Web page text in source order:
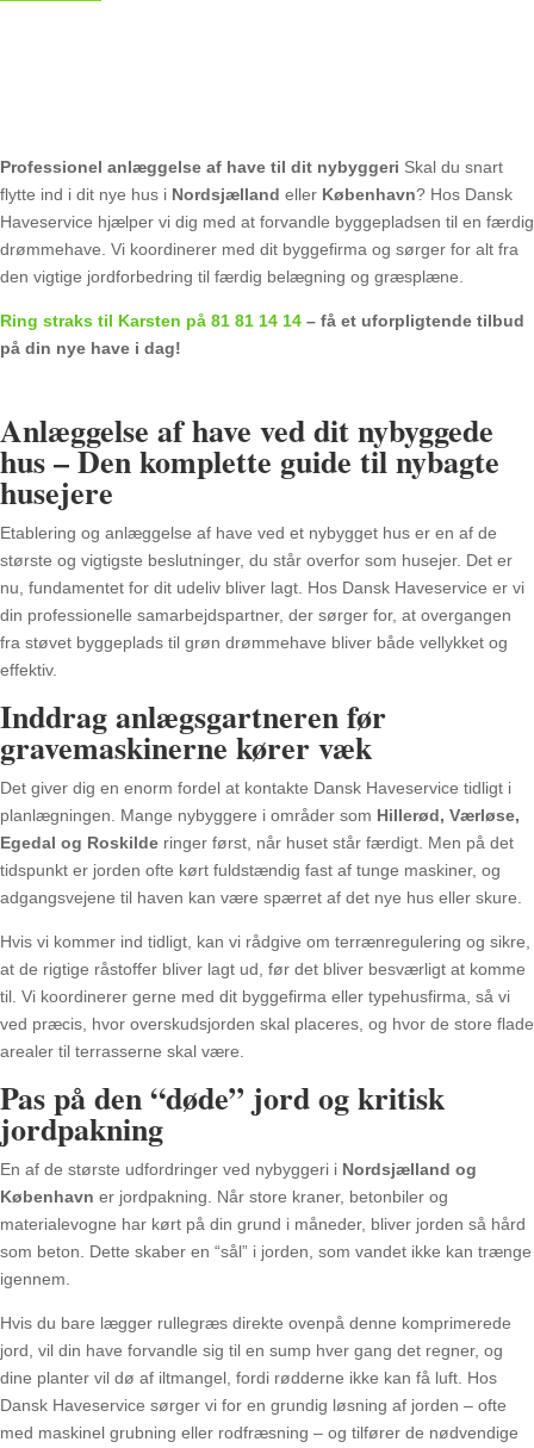
Professionel anlæggelse af have til dit nybyggeri Skal du snart
flytte ind i dit nye hus i Nordsjælland eller København? Hos Dansk
Haveservice hjælper vi dig med at forvandle byggepladsen til en færdig
drømmehave. Vi koordinerer med dit byggefirma og sørger for alt fra
den vigtige jordforbedring til færdig belægning og græsplæne.
Ring straks til Karsten på 81 81 14 14 – få et uforpligtende tilbud
på din nye have i dag!
Anlæggelse af have ved dit nybyggede
hus – Den komplette guide til nybagte
husejere
Etablering og anlæggelse af have ved et nybygget hus er en af de
største og vigtigste beslutninger, du står overfor som husejer. Det er
nu, fundamentet for dit udeliv bliver lagt. Hos Dansk Haveservice er vi
din professionelle samarbejdspartner, der sørger for, at overgangen
fra støvet byggeplads til grøn drømmehave bliver både vellykket og
effektiv.
Inddrag anlægsgartneren før
gravemaskinerne kører væk
Det giver dig en enorm fordel at kontakte Dansk Haveservice tidligt i
planlægningen. Mange nybyggere i områder som Hillerød, Værløse,
Egedal og Roskilde ringer først, når huset står færdigt. Men på det
tidspunkt er jorden ofte kørt fuldstændig fast af tunge maskiner, og
adgangsvejene til haven kan være spærret af det nye hus eller skure.
Hvis vi kommer ind tidligt, kan vi rådgive om terrænregulering og sikre,
at de rigtige råstoffer bliver lagt ud, før det bliver besværligt at komme
til. Vi koordinerer gerne med dit byggefirma eller typehusfirma, så vi
ved præcis, hvor overskudsjorden skal placeres, og hvor de store flade
arealer til terrasserne skal være.
Pas på den “døde” jord og kritisk
jordpakning
En af de største udfordringer ved nybyggeri i Nordsjælland og
København er jordpakning. Når store kraner, betonbiler og
materialevogne har kørt på din grund i måneder, bliver jorden så hård
som beton. Dette skaber en “sål” i jorden, som vandet ikke kan trænge
igennem.
Hvis du bare lægger rullegræs direkte ovenpå denne komprimerede
jord, vil din have forvandle sig til en sump hver gang det regner, og
dine planter vil dø af iltmangel, fordi rødderne ikke kan få luft. Hos
Dansk Haveservice sørger vi for en grundig løsning af jorden – ofte
med maskinel grubning eller rodfræsning – og tilfører de nødvendige